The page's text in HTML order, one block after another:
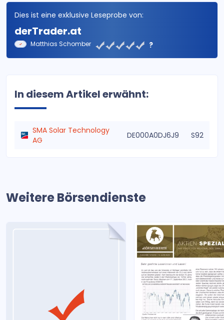
Dies ist eine exklusive Leseprobe von:
derTrader.at
Matthias Schomber ?
In diesem Artikel erwähnt:
SMA Solar Technology
AG
DE000A0DJ6J9 S92
Weitere Börsendienste